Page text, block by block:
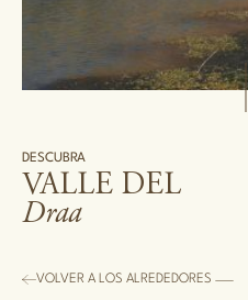
DESCUBRA
VALLE DEL
Draa
VOLVER A LOS ALREDEDORES